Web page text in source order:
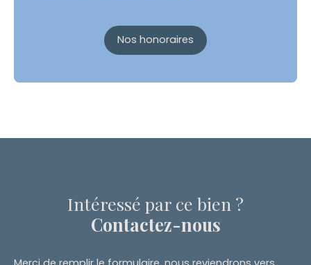
Nos honoraires
Intéressé par ce bien ?
Contactez-nous